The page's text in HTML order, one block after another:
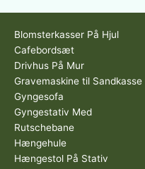
Blomsterkasser På Hjul
Cafebordsæt
Drivhus På Mur
Gravemaskine til Sandkasse
Gyngesofa
Gyngestativ Med
Rutschebane
Hængehule
Hængestol På Stativ